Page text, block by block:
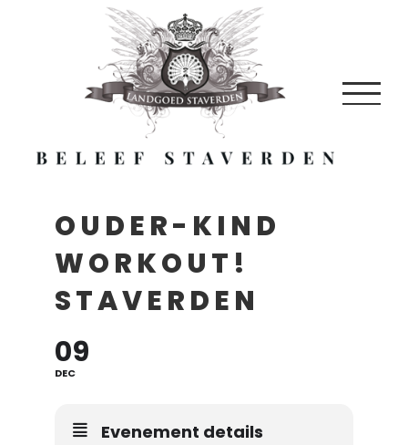
OUDER-KIND
WORKOUT!
STAVERDEN
09
DEC
Evenement details